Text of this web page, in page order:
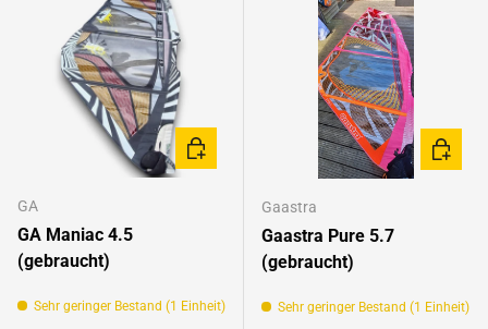
GA
GA Maniac 4.5
(gebraucht)
Sehr geringer Bestand (1 Einheit)
OPTIONEN AUSWÄHLEN
Gaastra
Gaastra Pure 5.7
(gebraucht)
Sehr geringer Bestand (1 Einheit)
IN DEN